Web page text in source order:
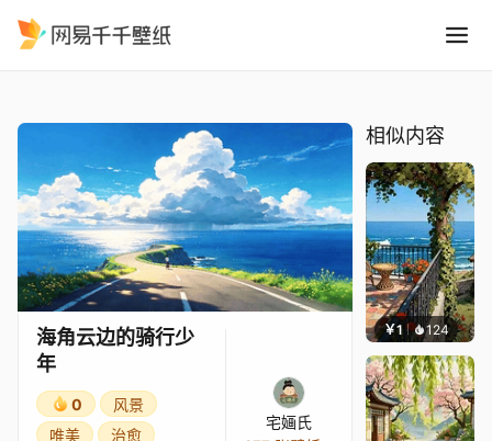
海角云边的骑行少
年
0
风景
唯美
治愈
宅婳氏
相似内容
￥1 124 叮叮